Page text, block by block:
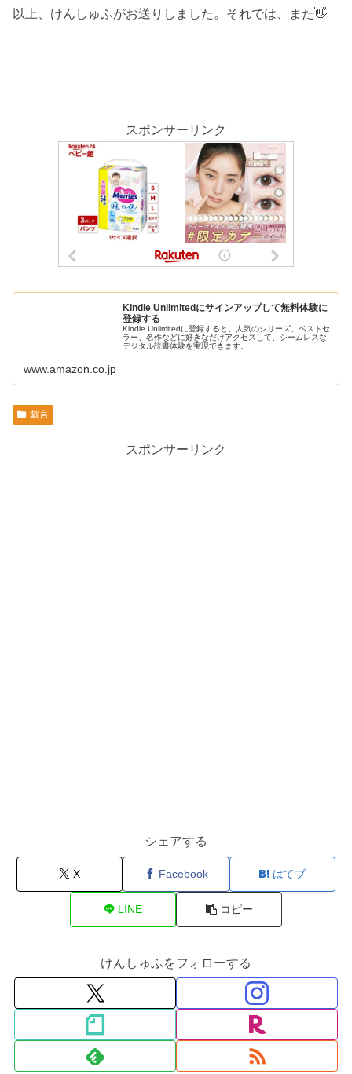
以上、けんしゅふがお送りしました。それでは、また👋
スポンサーリンク
Kindle Unlimitedにサインアップして無料体験に
登録する
Kindle Unlimitedに登録すると、人気のシリーズ、ベストセ
ラー、名作などに好きなだけアクセスして、シームレスな
デジタル読書体験を実現できます。
www.amazon.co.jp
戯言
スポンサーリンク
シェアする
X Facebook はてブ
LINE コピー
けんしゅふをフォローする